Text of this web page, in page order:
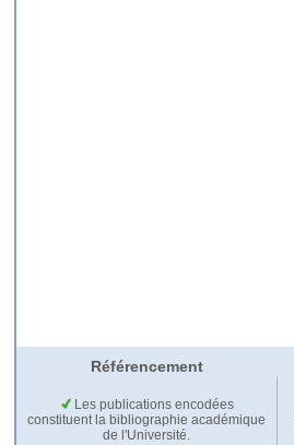
Référencement
Les publications encodées
constituent la bibliographie académique
de l'Université.